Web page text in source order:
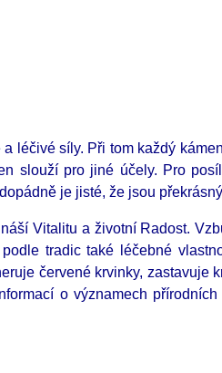
léčivé síly. Při tom každý
slouží pro jiné účely. Pro
je jisté, že jsou
Vitalitu a životní Radost.
tradic také léčebné
červené krvinky, zastavuje
o významech